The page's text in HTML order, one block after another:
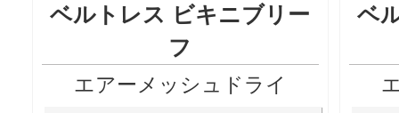
ベルトレス ビキニブリー
フ
エアーメッシュドライ
ベ